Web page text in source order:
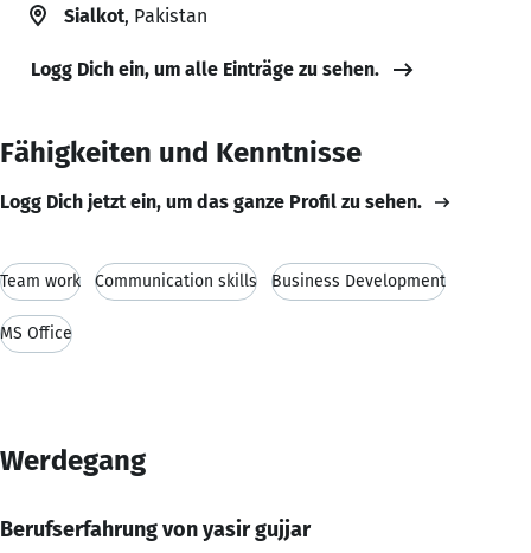
Sialkot, Pakistan
Logg Dich ein, um alle Einträge zu sehen.
Fähigkeiten und Kenntnisse
Logg Dich jetzt ein, um das ganze Profil zu sehen.
Team work Communication skills Business Development
MS Office
Werdegang
Berufserfahrung von yasir gujjar